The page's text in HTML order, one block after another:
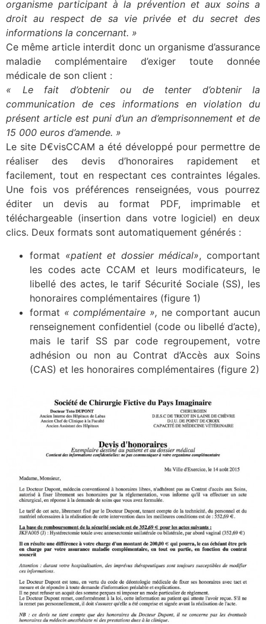
organisme participant à la prévention et aux soins a
droit au respect de sa vie privée et du secret des
informations la concernant. »
Ce même article interdit donc un organisme d’assurance
maladie complémentaire d’exiger toute donnée
médicale de son client :
« Le fait d’obtenir ou de tenter d’obtenir la
communication de ces informations en violation du
présent article est puni d’un an d’emprisonnement et de
15 000 euros d’amende. »
Le site D€visCCAM a été développé pour permettre de
réaliser des devis d’honoraires rapidement et
facilement, tout en respectant ces contraintes légales.
Une fois vos préférences renseignées, vous pourrez
éditer un devis au format PDF, imprimable et
téléchargeable (insertion dans votre logiciel) en deux
clics. Deux formats sont automatiquement générés :
format «patient et dossier médical», comportant
les codes acte CCAM et leurs modificateurs, le
libellé des actes, le tarif Sécurité Sociale (SS), les
honoraires complémentaires (figure 1)
format « complémentaire », ne comportant aucun
renseignement confidentiel (code ou libellé d’acte),
mais le tarif SS par code regroupement, votre
adhésion ou non au Contrat d’Accès aux Soins
(CAS) et les honoraires complémentaires (figure 2)